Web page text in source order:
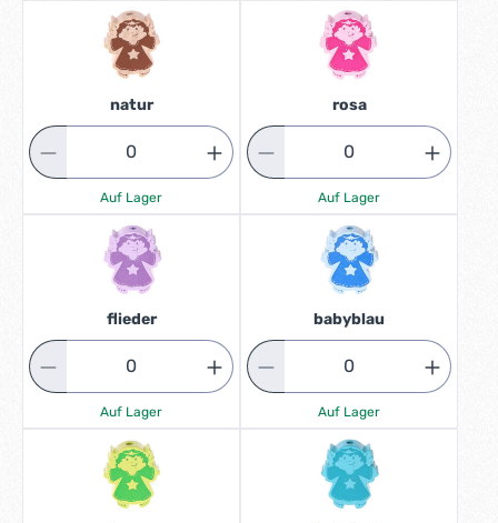
natur
Auf Lager
rosa
Auf Lager
flieder
Auf Lager
babyblau
Auf Lager